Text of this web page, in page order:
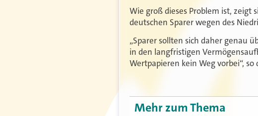
Wie groß dieses Problem ist, zeigt
deutschen Sparer wegen des
„Sparer sollten sich daher genau
in den langfristigen
Wertpapieren kein Weg vorbei“, so
Mehr zum Thema